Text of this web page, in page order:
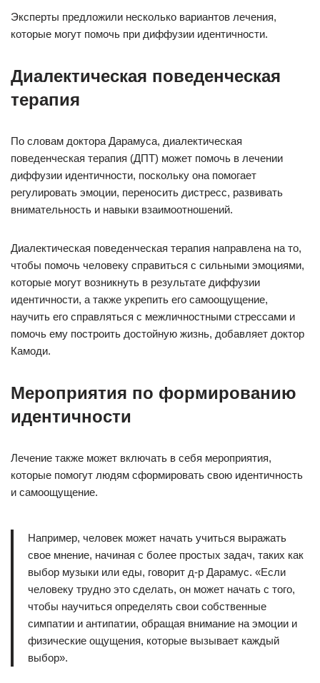
Эксперты предложили несколько вариантов лечения,
которые могут помочь при диффузии идентичности.
Диалектическая поведенческая
терапия
По словам доктора Дарамуса, диалектическая
поведенческая терапия (ДПТ) может помочь в лечении
диффузии идентичности, поскольку она помогает
регулировать эмоции, переносить дистресс, развивать
внимательность и навыки взаимоотношений.
Диалектическая поведенческая терапия направлена на то,
чтобы помочь человеку справиться с сильными эмоциями,
которые могут возникнуть в результате диффузии
идентичности, а также укрепить его самоощущение,
научить его справляться с межличностными стрессами и
помочь ему построить достойную жизнь, добавляет доктор
Камоди.
Мероприятия по формированию
идентичности
Лечение также может включать в себя мероприятия,
которые помогут людям сформировать свою идентичность
и самоощущение.
Например, человек может начать учиться выражать
свое мнение, начиная с более простых задач, таких как
выбор музыки или еды, говорит д-р Дарамус. «Если
человеку трудно это сделать, он может начать с того,
чтобы научиться определять свои собственные
симпатии и антипатии, обращая внимание на эмоции и
физические ощущения, которые вызывает каждый
выбор».